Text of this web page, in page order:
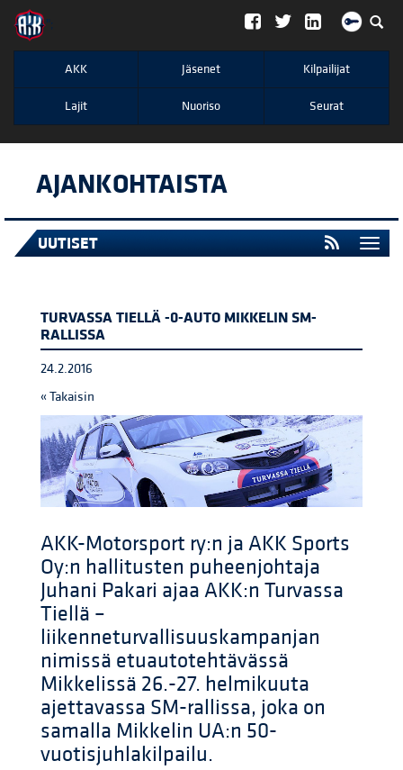
";
AKK Jäsenet Kilpailijat
Lajit Nuoriso Seurat
AJANKOHTAISTA
UUTISET
TURVASSA TIELLÄ -0-AUTO MIKKELIN SM-
RALLISSA
24.2.2016
« Takaisin
AKK-Motorsport ry:n ja AKK Sports
Oy:n hallitusten puheenjohtaja
Juhani Pakari ajaa AKK:n Turvassa
Tiellä –
liikenneturvallisuuskampanjan
nimissä etuautotehtävässä
Mikkelissä 26.-27. helmikuuta
ajettavassa SM-rallissa, joka on
samalla Mikkelin UA:n 50-
vuotisjuhlakilpailu.